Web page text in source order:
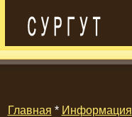
Главная * Информация